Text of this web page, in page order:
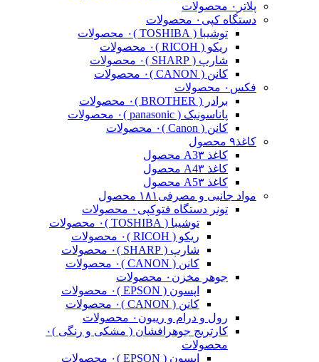
پلاتر ۰ محصولات
دستگاه کپی ۰ محصولات
توشیبا ( TOSHIBA )
۰ محصولات
ریکو ( RICOH )
۰ محصولات
شارپ ( SHARP )
۰ محصولات
کانن ( CANON )
۰ محصولات
فکس ۰ محصولات
برادر ( BROTHER )
۰ محصولات
پاناسونیک ( panasonic )
۰ محصولات
کانن ( Canon )
۰ محصولات
کاغذ۹ محصول
کاغذ A3 ۳ محصول
کاغذ A4 ۳ محصول
کاغذ A5 ۳ محصول
مواد جانبی و مصرفی ۱۸۱ محصول
تونر دستگاه فتوکپی ۰ محصولات
توشیبا ( TOSHIBA )
۰ محصولات
ریکو ( RICOH )
۰ محصولات
شارپ ( SHARP )
۰ محصولات
کانن ( CANON )
۰ محصولات
جوهر مخزن ۰ محصولات
اپسون ( EPSON )
۰ محصولات
کانن ( CANON )
۰ محصولات
رول و درام و ریبون ۰ محصولات
کارتریج جوهرافشان ( مشکی و رنگی )۰
محصولات
اپسون ( EPSON )
۰ محصولات